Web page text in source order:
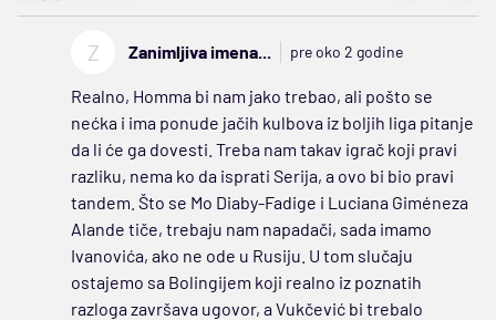
Z Zanimljiva imena... pre oko 2 godine
Realno, Homma bi nam jako trebao, ali pošto se
nećka i ima ponude jačih kulbova iz boljih liga pitanje
da li će ga dovesti. Treba nam takav igrač koji pravi
razliku, nema ko da isprati Serija, a ovo bi bio pravi
tandem. Što se Mo Diaby-Fadige i Luciana Giméneza
Alande tiče, trebaju nam napadači, sada imamo
Ivanovića, ako ne ode u Rusiju. U tom slučaju
ostajemo sa Bolingijem koji realno iz poznatih
razloga završava ugovor, a Vukčević bi trebalo